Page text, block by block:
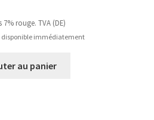
7% rouge. TVA (DE)
disponible immédiatement
au panier